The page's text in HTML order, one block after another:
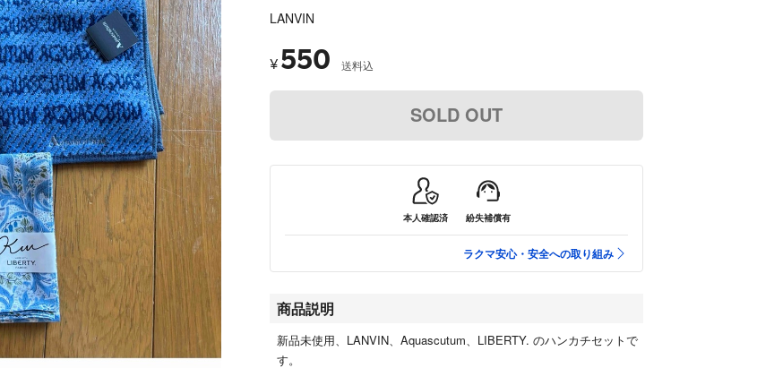
LANVIN
¥ 550 送料込
SOLD OUT
本人確認済 紛失補償有
ラクマ安心・安全への取り組み
商品説明
新品未使用、LANVIN、Aquascutum、LIBERTY. のハンカチセットで
す。